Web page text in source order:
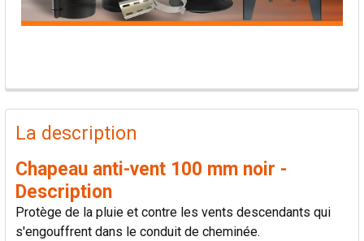
PRODUITS
FRÉQUEMMENT
ACHETÉS
TOUT
SÉLECTIONNER
La description
Chapeau anti-vent 100 mm noir -
Description
Protège de la pluie et contre les vents descendants qui
s'engouffrent dans le conduit de cheminée.